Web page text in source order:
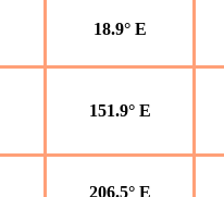
18.9° E
151.9° E
206.5° E